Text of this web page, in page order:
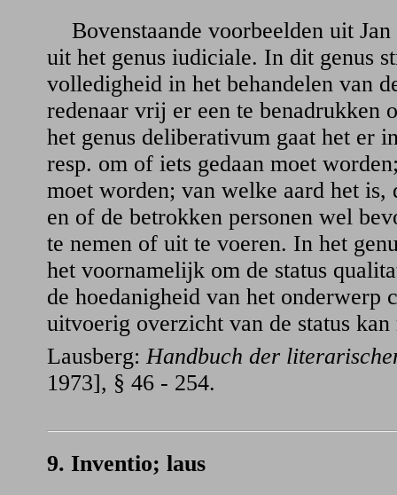
Bovenstaande voorbeelden uit Jan
uit het genus iudiciale. In dit genus
volledigheid in het behandelen van
redenaar vrij er een te benadrukken
het genus deliberativum gaat het er
resp. om of iets gedaan moet
moet worden; van welke aard het is,
en of de betrokken personen wel
te nemen of uit te voeren. In het
het voornamelijk om de status
de hoedanigheid van het onderwerp
uitvoerig overzicht van de status
Lausberg:Handbuch der
1973], § 46 - 254.
9. Inventio; laus